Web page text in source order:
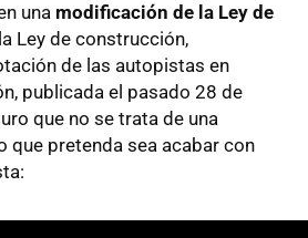
una modificación de la Ley de
Ley de construcción,
de las autopistas en
publicada el pasado 28 de
que no se trata de una
que pretenda sea acabar con